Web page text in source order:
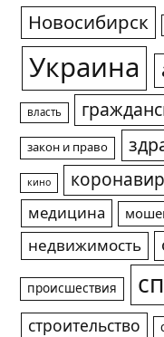
Новосибирск
Украина
власть
закон и право
кино
медицина
недвижимость
происшествия
строительство